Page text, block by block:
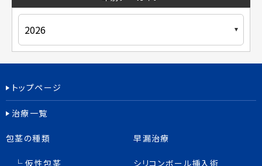
トップページ
治療一覧
包茎の種類
仮性包茎
早漏治療
シリコンボール挿入術